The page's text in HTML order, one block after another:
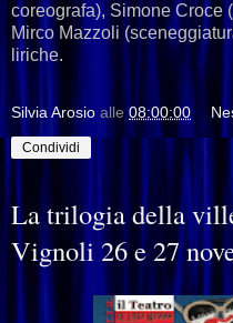
coreografa), Simone Croce
Mirco Mazzoli
liriche.
Silvia Arosio alle 08:00:00
Condividi
La trilogia della
Vignoli 26 e 27